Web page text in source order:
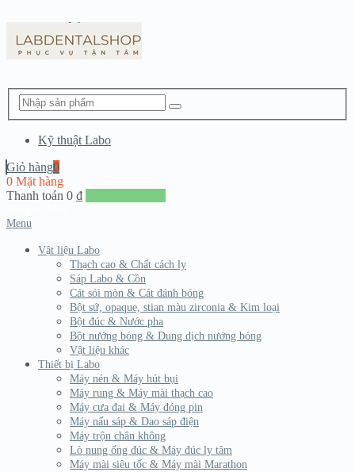
Kỹ thuật Labo
Giỏ hàng0
0 Mặt hàng
Thanh toán 0 ₫
Menu
Vật liệu Labo
Thạch cao & Chất cách ly
Sáp Labo & Cồn
Cát sói mòn & Cát đánh bóng
Bột sứ, opaque, stian màu zirconia & Kim loại
Bột đúc & Nước pha
Bột nướng bóng & Dung dịch nướng bóng
Vật liệu khác
Thiết bị Labo
Máy nén & Máy hút bụi
Máy rung & Máy mài thạch cao
Máy cưa đai & Máy đóng pin
Máy nấu sáp & Dao sáp điện
Máy trộn chân không
Lò nung ống đúc & Máy đúc ly tâm
Máy mài siêu tốc & Máy mài Marathon